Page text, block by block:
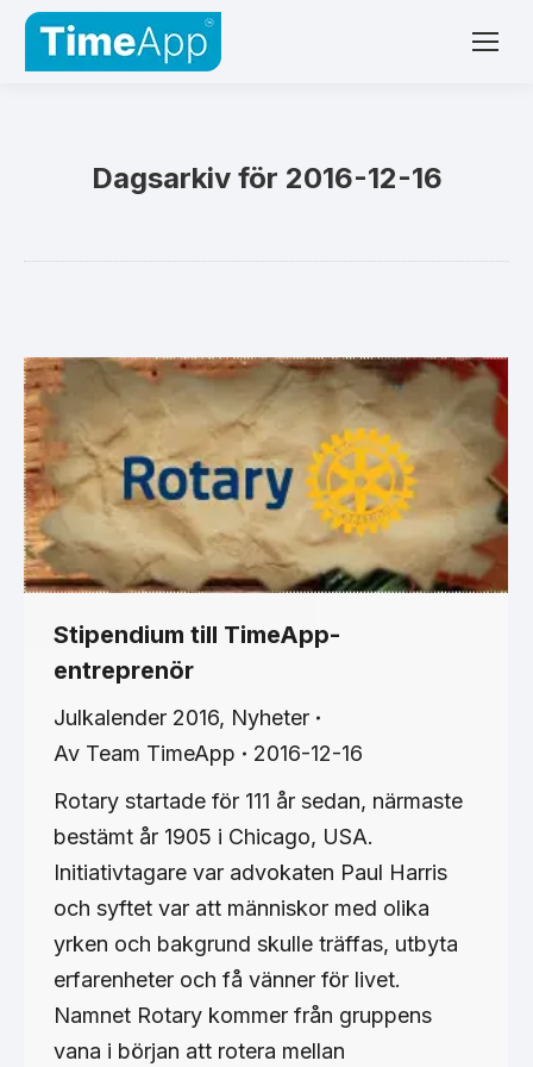
Dagsarkiv för 2016-12-16
Stipendium till TimeApp-
entreprenör
Julkalender 2016, Nyheter
Av Team TimeApp
2016-12-16
Rotary startade för 111 år sedan, närmaste
bestämt år 1905 i Chicago, USA.
Initiativtagare var advokaten Paul Harris
och syftet var att människor med olika
yrken och bakgrund skulle träffas, utbyta
erfarenheter och få vänner för livet.
Namnet Rotary kommer från gruppens
vana i början att rotera mellan